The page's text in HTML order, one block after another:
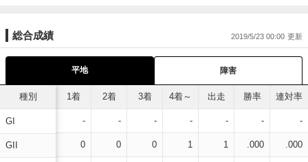
総合成績 2019/5/23 00:00
平地 障害
種別
GI
GII
1着 2着 3着 4着～ 出走 勝率 連対率
- - - - - - -
0 0 0 1 1 .000 .000